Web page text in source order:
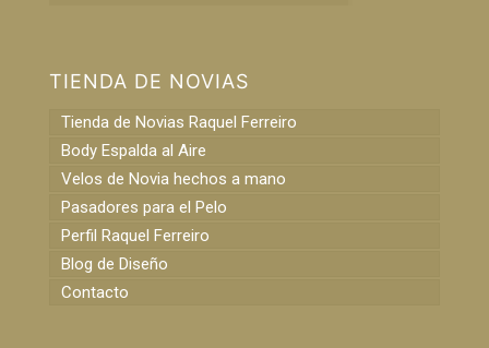
TIENDA DE NOVIAS
Tienda de Novias Raquel Ferreiro
Body Espalda al Aire
Velos de Novia hechos a mano
Pasadores para el Pelo
Perfil Raquel Ferreiro
Blog de Diseño
Contacto